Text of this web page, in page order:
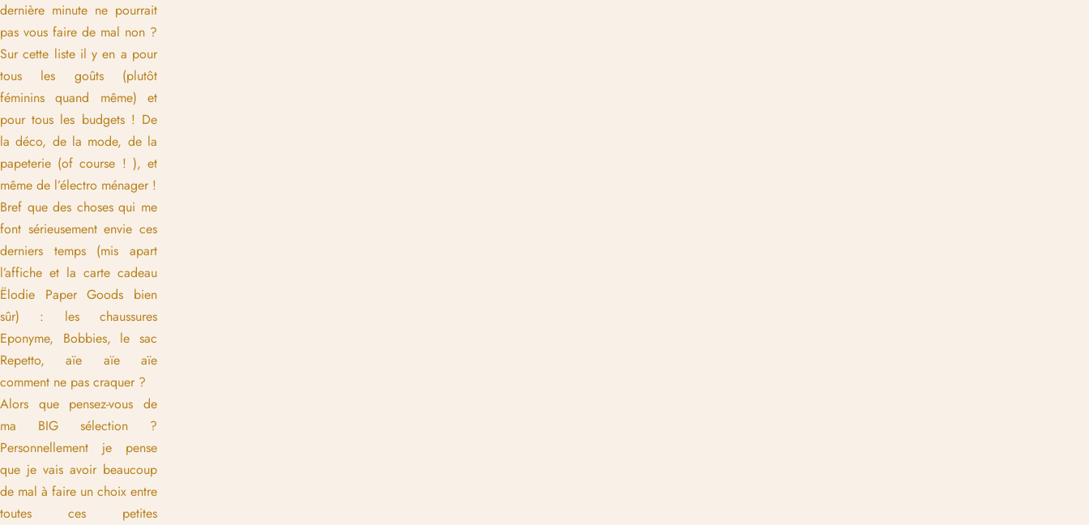
dernière minute ne pourrait
pas vous faire de mal non ?
Sur cette liste il y en a pour
tous les goûts (plutôt
féminins quand même) et
pour tous les budgets ! De
la déco, de la mode, de la
papeterie (of course ! ), et
même de l’électro ménager !
Bref que des choses qui me
font sérieusement envie ces
derniers temps (mis apart
l’affiche et la carte cadeau
Ëlodie Paper Goods bien
sûr) : les chaussures
Eponyme, Bobbies, le sac
Repetto, aïe aïe aïe
comment ne pas craquer ?
Alors que pensez-vous de
ma BIG sélection ?
Personnellement je pense
que je vais avoir beaucoup
de mal à faire un choix entre
toutes ces petites